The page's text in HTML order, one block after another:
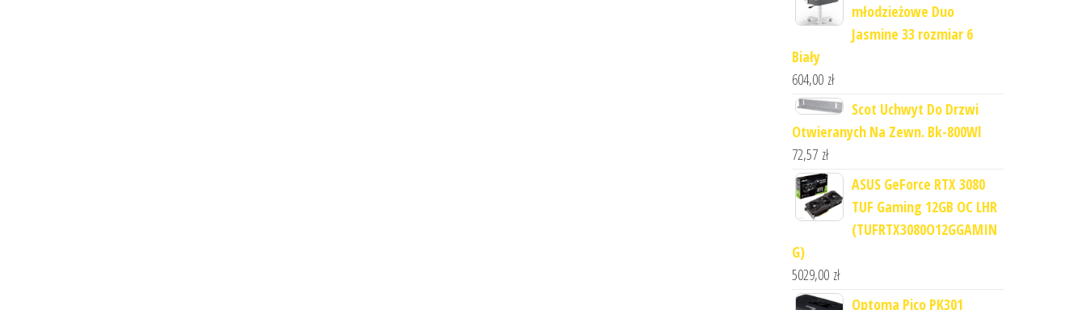
młodzieżowe Duo
Jasmine 33 rozmiar 6
Biały
604,00 zł
Scot Uchwyt Do Drzwi
Otwieranych Na Zewn. Bk-800Wl
72,57 zł
ASUS GeForce RTX 3080
TUF Gaming 12GB OC LHR
(TUFRTX3080O12GGAMIN
G)
5029,00 zł
Optoma Pico PK301